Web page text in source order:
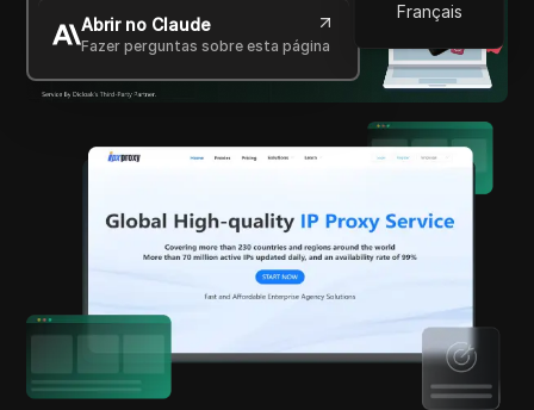
Français
Abrir no Claude
Fazer perguntas sobre esta página